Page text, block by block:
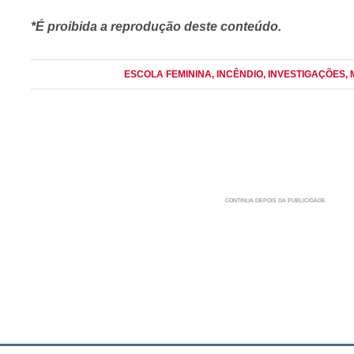
*É proibida a reprodução deste conteúdo.
ESCOLA FEMININA, INCÊNDIO, INVESTIGAÇÕES,